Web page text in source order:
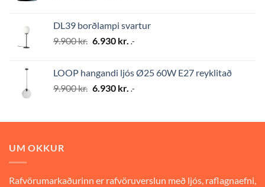
12.900 kr..9.030 kr..
DL39 borðlampi svartur
9.900kr. Original
9.900 kr..
6.930 kr. Current
6.930 kr..
.-
LOOP hangandi ljós Ø25 60W E27 reyklitað
9.900kr. Original
9.900 kr..
6.930 kr. Current
6.930 kr..
.-
UM OKKUR
Rafvörumarkaðurinn er rafvöruverslun með ljós, raflagnaefni,